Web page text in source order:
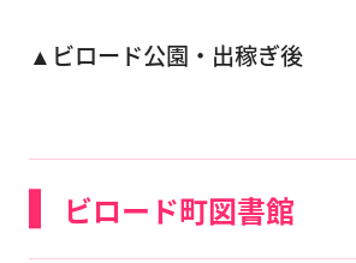
▲ビロード公園・出稼ぎ後
ビロード町図書館